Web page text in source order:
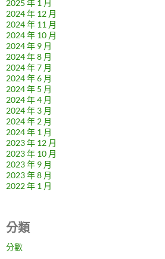
2025 年 1 月
2024 年 12 月
2024 年 11 月
2024 年 10 月
2024 年 9 月
2024 年 8 月
2024 年 7 月
2024 年 6 月
2024 年 5 月
2024 年 4 月
2024 年 3 月
2024 年 2 月
2024 年 1 月
2023 年 12 月
2023 年 10 月
2023 年 9 月
2023 年 8 月
2022 年 1 月
分類
分數